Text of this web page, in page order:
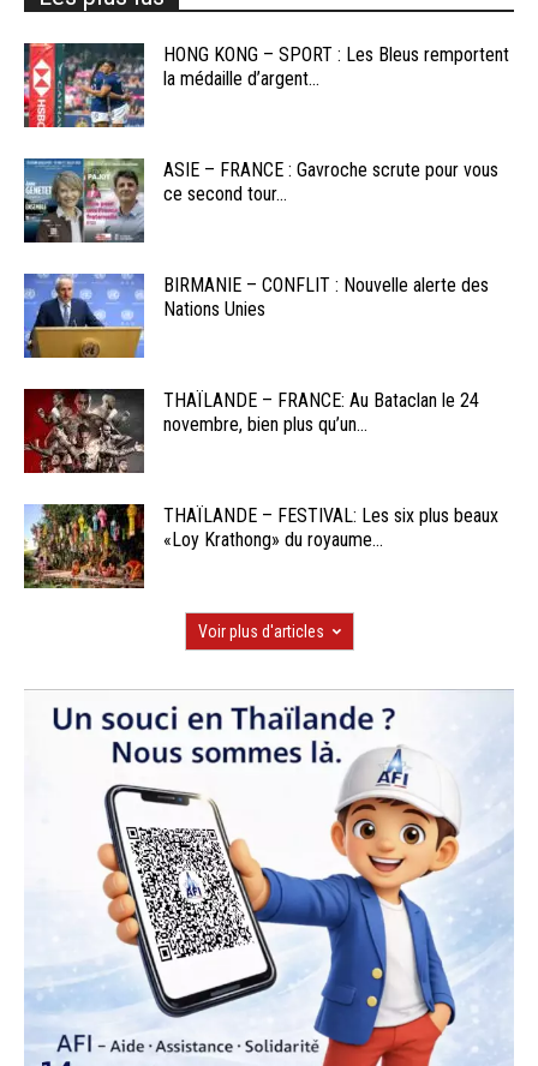
HONG KONG – SPORT : Les Bleus remportent
la médaille d’argent...
ASIE – FRANCE : Gavroche scrute pour vous
ce second tour...
BIRMANIE – CONFLIT : Nouvelle alerte des
Nations Unies
THAÏLANDE – FRANCE: Au Bataclan le 24
novembre, bien plus qu’un...
THAÏLANDE – FESTIVAL: Les six plus beaux
«Loy Krathong» du royaume...
Voir plus d'articles